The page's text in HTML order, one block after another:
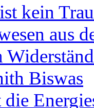
kein
aus
Biswas